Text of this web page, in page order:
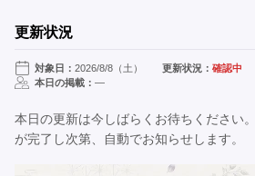
更新状況
対象日： 2026/8/8（土） 更新状況：確認中
本日の掲載： —
本日の更新は今しばらくお待ちください。
が完了し次第、自動でお知らせします。